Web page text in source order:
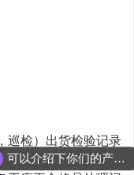
巡检）出货检验记录
可以介绍下你们的产品么